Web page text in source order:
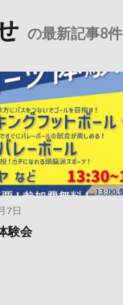
の最新記事8件
7日
験会